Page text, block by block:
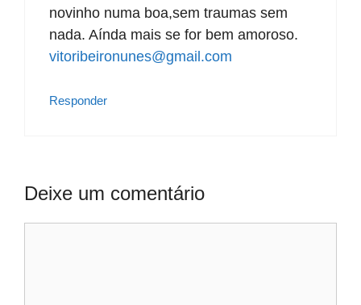
novinho numa boa,sem traumas sem
nada. Aínda mais se for bem amoroso.
vitoribeironunes@gmail.com
Responder
Deixe um comentário